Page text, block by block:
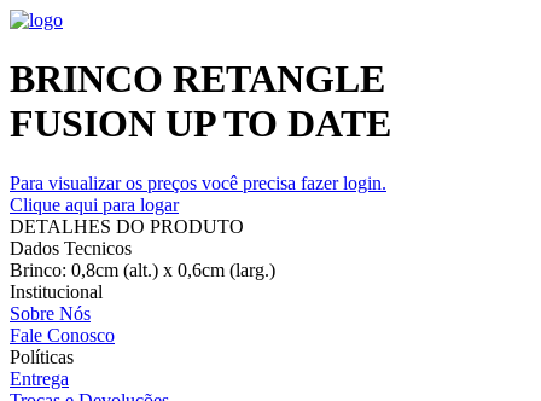
BRINCO RETANGLE
FUSION UP TO DATE
Para visualizar os preços você precisa fazer login.
Clique aqui para logar
DETALHES DO PRODUTO
Dados Tecnicos
Brinco: 0,8cm (alt.) x 0,6cm (larg.)
Institucional
Sobre Nós
Fale Conosco
Políticas
Entrega